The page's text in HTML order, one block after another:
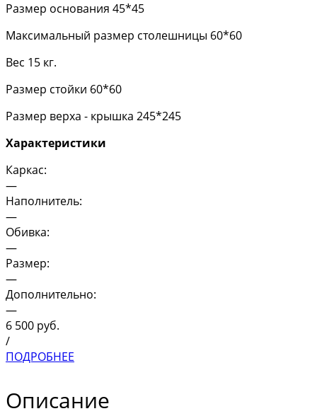
Размер основания 45*45
Максимальный размер столешницы 60*60
Вес 15 кг.
Размер стойки 60*60
Размер верха - крышка 245*245
Характеристики
Каркас:
—
Наполнитель:
—
Обивка:
—
Размер:
—
Дополнительно:
—
6 500 руб.
/
ПОДРОБНЕЕ
Описание